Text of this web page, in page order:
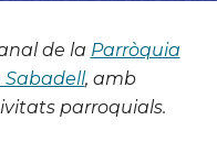
de la Parròquia
Sabadell, amb
parroquials.